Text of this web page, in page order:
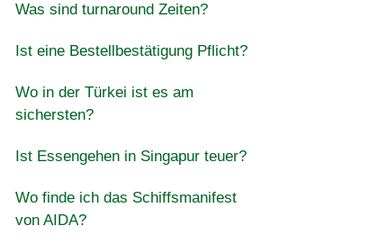
Was sind turnaround Zeiten?
Ist eine Bestellbestätigung Pflicht?
Wo in der Türkei ist es am
sichersten?
Ist Essengehen in Singapur teuer?
Wo finde ich das Schiffsmanifest
von AIDA?